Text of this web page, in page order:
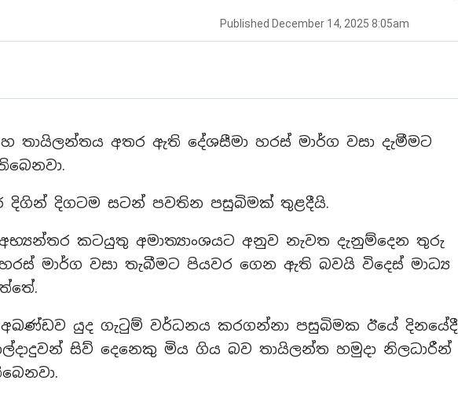
Published December 14, 2025 8:05am
තායිලන්තය අතර ඇති දේශසීමා හරස් මාර්ග වසා දැමීමට
දිගින් දිගටම සටන් පවතින පසුබිමක් තුළදීයි.
කටයුතු අමාත්‍යාංශයට අනුව නැවත දැනුම්දෙන තුරු
මාර්ග වසා තැබීමට පියවර ගෙන ඇති බවයි විදෙස් මාධ්‍ය
අඛණ්ඩව යුද ගැටුම් වර්ධනය කරගන්නා පසුබිමක ඊයේ දිනයේදී
සිව් දෙනෙකු මිය ගිය බව තායිලන්ත හමුදා නිලධාරීන්